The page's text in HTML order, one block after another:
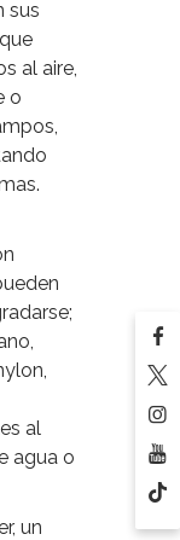
sus
al aire,
o
al
agua o
un